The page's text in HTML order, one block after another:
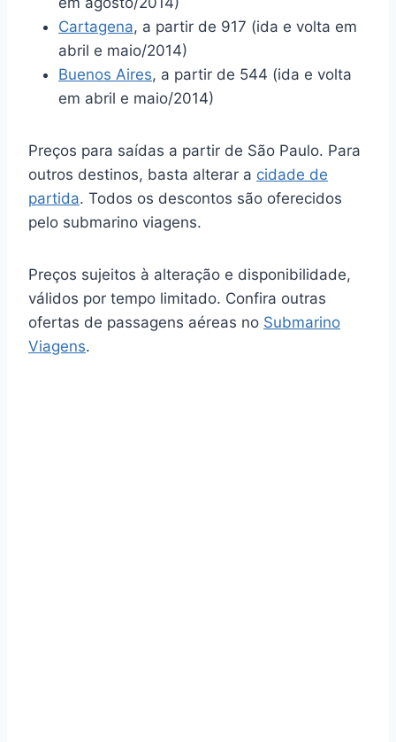
Cartagena, a partir de 917 (ida e volta em
abril e maio/2014)
Buenos Aires, a partir de 544 (ida e volta
em abril e maio/2014)
Preços para saídas a partir de São Paulo. Para
outros destinos, basta alterar a cidade de
partida. Todos os descontos são oferecidos
pelo submarino viagens.
Preços sujeitos à alteração e disponibilidade,
válidos por tempo limitado. Confira outras
ofertas de passagens aéreas no Submarino
Viagens.